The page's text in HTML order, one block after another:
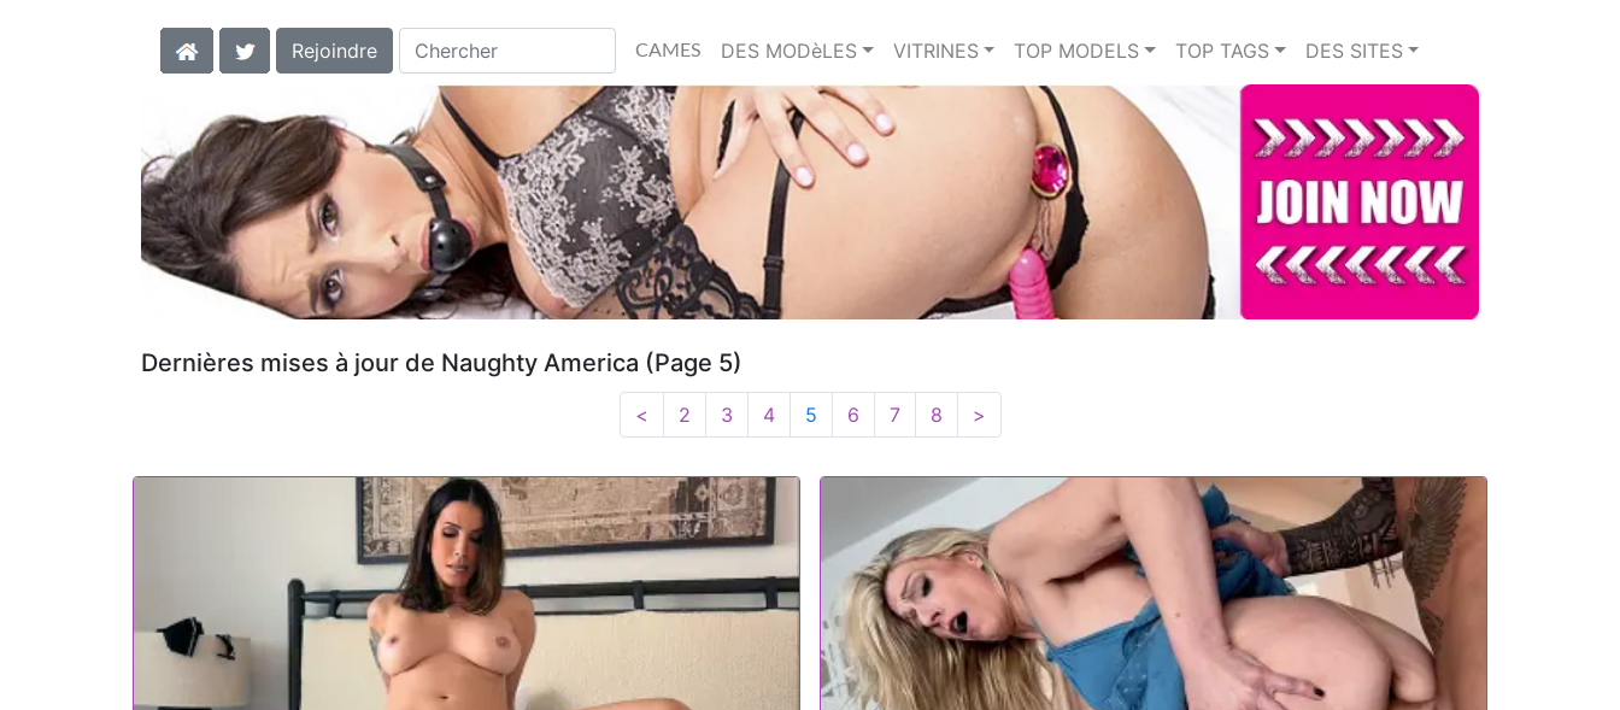
Rejoindre CAMES DES MODèLES VITRINES TOP MODELS TOP TAGS DES SITES
Dernières mises à jour de Naughty America (Page 5)
< 2 3 4 5 6 7 8 >